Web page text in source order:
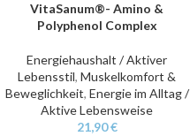
VitaSanum®- Amino &
Polyphenol Complex
Energiehaushalt / Aktiver
Lebensstil, Muskelkomfort &
Beweglichkeit, Energie im Alltag /
Aktive Lebensweise
21,90€